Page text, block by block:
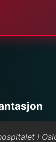
i